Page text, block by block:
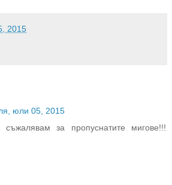
2015
юли 05, 2015
за пропуснатите мигове!!!